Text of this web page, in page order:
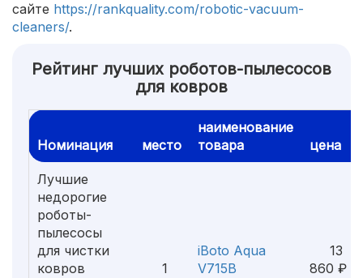
сайте https://rankquality.com/robotic-vacuum-
cleaners/.
Рейтинг лучших роботов-пылесосов
для ковров
Номинация место
наименование
товара
цена
Лучшие
недорогие
роботы-
пылесосы
для чистки
ковров
1
iBoto Aqua
V715B
13
860 ₽